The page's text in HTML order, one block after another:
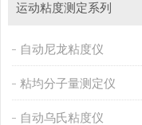
运动粘度测定系列
自动尼龙粘度仪
粘均分子量测定仪
自动乌氏粘度仪